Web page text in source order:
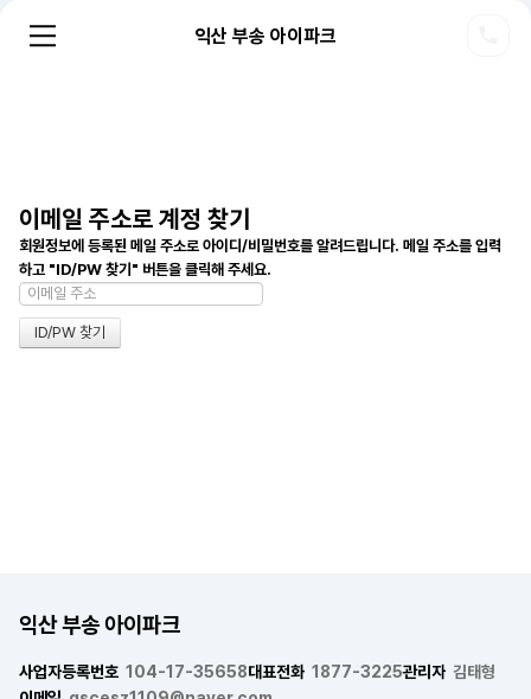
익산 부송 아이파크
이메일 주소로 계정 찾기
회원정보에 등록된 메일 주소로 아이디/비밀번호를 알려드립니다. 메일 주소를 입력
하고 "ID/PW 찾기" 버튼을 클릭해 주세요.
익산 부송 아이파크
사업자등록번호 104-17-35658대표전화 1877-3225관리자 김태형